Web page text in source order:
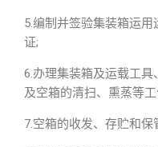
5.编制并签验集装箱运
证;
6.办理集装箱及运载工
及空箱的清扫、熏蒸等工
7.空箱的收发、存贮和保